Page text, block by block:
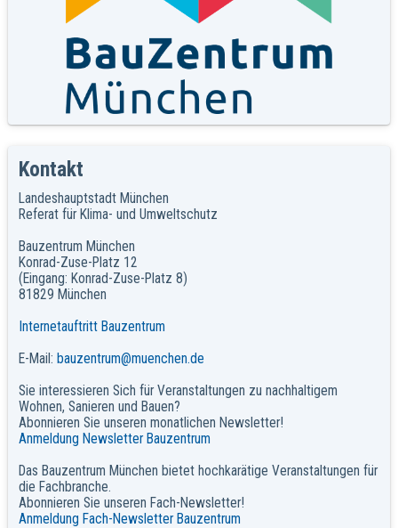
Kontakt
Landeshauptstadt München
Referat für Klima- und Umweltschutz
Bauzentrum München
Konrad-Zuse-Platz 12
(Eingang: Konrad-Zuse-Platz 8)
81829 München
Internetauftritt Bauzentrum
E-Mail: bauzentrum@muenchen.de
Sie interessieren Sich für Veranstaltungen zu nachhaltigem
Wohnen, Sanieren und Bauen?
Abonnieren Sie unseren monatlichen Newsletter!
Anmeldung Newsletter Bauzentrum
Das Bauzentrum München bietet hochkarätige Veranstaltungen für
die Fachbranche.
Abonnieren Sie unseren Fach-Newsletter!
Anmeldung Fach-Newsletter Bauzentrum